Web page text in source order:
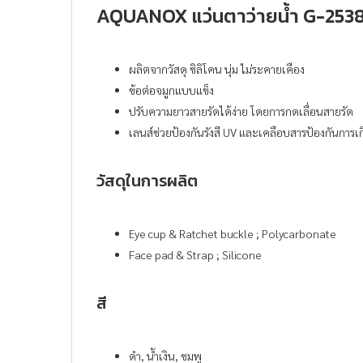
AQUANOX แว่นตาว่ายน้ำ G-
ผลิตจากวัสดุ ซิลิโคน นุ่ม ไม่ระคายเคือง
ข้อต่อจมูกแบบแข็ง
ปรับความยาวสายรัดได้ง่าย โดยการกดเลื่อนสายรัด
เลนส์ช่วยป้องกันรังสี UV และเคลือบสารป้องกันการเ
วัสดุในการผลิต
Eye cup & Ratchet buckle ; Polycarbonate
Face pad & Strap ; Silicone
สี
ดำ, น้ำเงิน, ชมพู